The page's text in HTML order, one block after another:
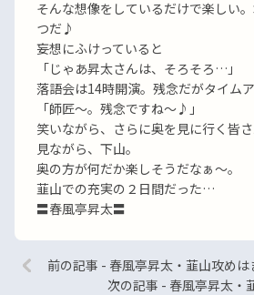
そんな想像をしているだけで楽しい
つだ♪
妄想にふけっていると
「じゃあ昇太さんは、そろそろ…」
落語会は14時開演。残念だがタイムア
「師匠〜。残念ですね〜♪」
笑いながら、さらに奥を見に行く皆
見ながら、下山。
奥の方が何だか楽しそうだなぁ〜。
韮山での充実の２日間だった…
〓春風亭昇太〓
前の記事 - 春風亭昇太・韮山攻めは
次の記事 - 春風亭昇太・